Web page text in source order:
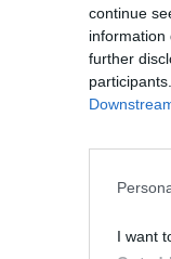
continue
information
further
I want